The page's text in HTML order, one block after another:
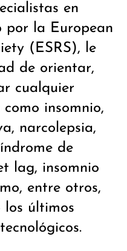
en
por la European
(ESRS), le
de orientar,
cualquier
insomnio,
narcolepsia,
de
lag, insomnio
entre otros,
últimos